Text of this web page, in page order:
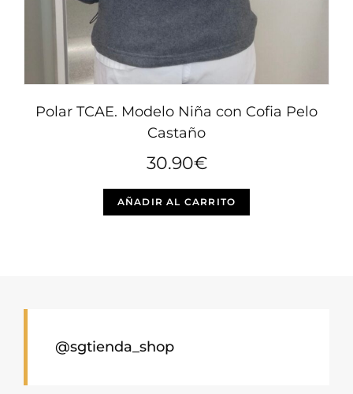
de
producto
Polar TCAE. Modelo Niña con Cofia Pelo
Castaño
30.90€
AÑADIR AL CARRITO
Este
@sgtienda_shop